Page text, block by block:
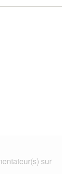
sur